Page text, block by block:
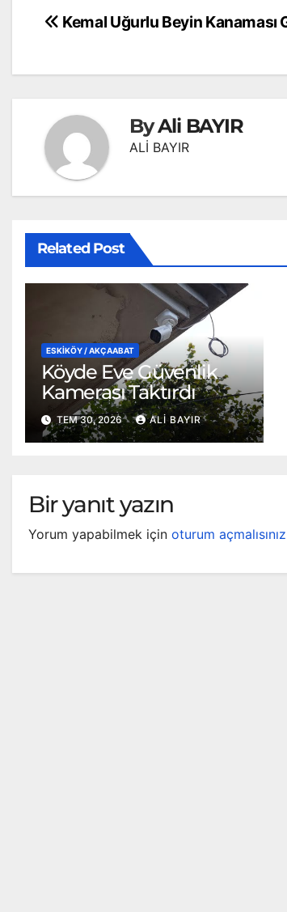
Yazı
Kemal Uğurlu Beyin Kanaması
ByAli BAYIR
ALİ BAYIR
Related Post
ESKİKÖY / AKÇAABAT
Köyde Eve Güvenlik
Kamerası Taktırdı
TEM 30, 2026 ALI BAYIR
Bir yanıt yazın
Yorum yapabilmek için oturum açmalısınız